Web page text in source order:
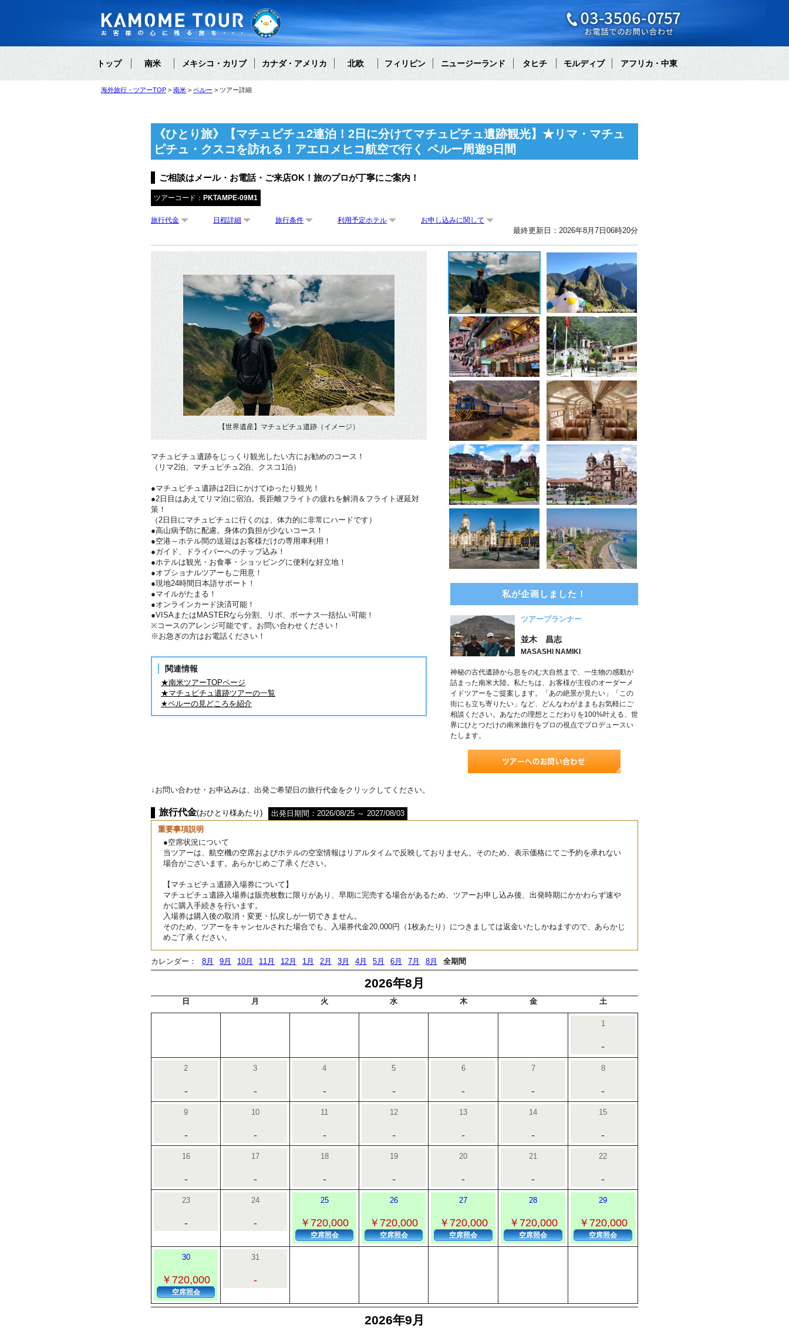
トップ 南米 メキシコ・カリブ カナダ・アメリカ 北欧 フィリピン ニュージーランド タヒチ モルディブ アフリカ・中東
海外旅行・ツアーTOP 南米 ペルー ツアー詳細
《ひとり旅》【マチュピチュ2連泊！2日に分けてマチュピチュ遺跡観光】★リマ・マチュ
ピチュ・クスコを訪れる！アエロメヒコ航空で行く ペルー周遊9日間
ご相談はメール・お電話・ご来店OK！旅のプロが丁寧にご案内！
ツアーコード： PKTAMPE-09M1
旅行代金 日程詳細 旅行条件 利用予定ホテル お申し込みに関して
最終更新日：2026年8月7日06時20分
【世界遺産】マチュピチュ遺跡（イメージ）
マチュピチュ遺跡をじっくり観光したい方にお勧めのコース！
（リマ2泊、マチュピチュ2泊、クスコ1泊）
●マチュピチュ遺跡は2日にかけてゆったり観光！
●2日目はあえてリマ泊に宿泊。長距離フライトの疲れを解消＆フライト遅延対
策！
（2日目にマチュピチュに行くのは、体力的に非常にハードです）
●高山病予防に配慮。身体の負担が少ないコース！
●空港～ホテル間の送迎はお客様だけの専用車利用！
●ガイド、ドライバーへのチップ込み！
●ホテルは観光・お食事・ショッピングに便利な好立地！
●オプショナルツアーもご用意！
●現地24時間日本語サポート！
●マイルがたまる！
●オンラインカード決済可能！
●VISAまたはMASTERなら分割、リボ、ボーナス一括払い可能！
※コースのアレンジ可能です。お問い合わせください！
※お急ぎの方はお電話ください！
関連情報
★南米ツアーTOPページ
★マチュピチュ遺跡ツアーの一覧
★ペルーの見どころを紹介
私が企画しました！
ツアープランナー
並木 昌志
MASASHI NAMIKI
神秘の古代遺跡から息をのむ大自然まで、一生物の感動が
詰まった南米大陸。私たちは、お客様が主役のオーダーメ
イドツアーをご提案します。「あの絶景が見たい」「この
街にも立ち寄りたい」など、どんなわがままもお気軽にご
相談ください。あなたの理想とこだわりを100%叶える、世
界にひとつだけの南米旅行をプロの視点でプロデュースい
たします。
↓お問い合わせ・お申込みは、出発ご希望日の旅行代金をクリックしてください。
旅行代金(おひとり様あたり)
出発日期間：2026/08/25 ～ 2027/08/03
重要事項説明
●空席状況について
当ツアーは、航空機の空席およびホテルの空室情報はリアルタイムで反映しておりません。そのため、表示価格にてご予約を承れない
場合がございます。あらかじめご了承ください。
【マチュピチュ遺跡入場券について】
マチュピチュ遺跡入場券は販売枚数に限りがあり、早期に完売する場合があるため、ツアーお申し込み後、出発時期にかかわらず速や
かに購入手続きを行います。
入場券は購入後の取消・変更・払戻しが一切できません。
そのため、ツアーをキャンセルされた場合でも、入場券代金20,000円（1枚あたり）につきましては返金いたしかねますので、あらかじ
めご了承ください。
カレンダー： 8月 9月 10月 11月 12月 1月 2月 3月 4月 5月 6月 7月 8月 全期間
2026年8月
日 月 火 水 木 金 土
1
-
2
-
3
-
4
-
5
-
6
-
7
-
8
-
9
-
10
-
11
-
12
-
13
-
14
-
15
-
16
-
17
-
18
-
19
-
20
-
21
-
22
-
23
-
24
-
25
￥720,000
空席照会
26
￥720,000
空席照会
27
￥720,000
空席照会
28
￥720,000
空席照会
29
￥720,000
空席照会
30
￥720,000
空席照会
31
-
2026年9月